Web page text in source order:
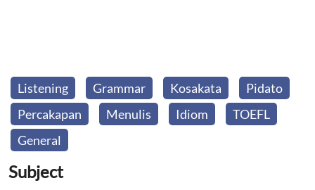
Listening Grammar Kosakata
Pidato
Percakapan
Menulis Idiom
TOEFL
General
Subject